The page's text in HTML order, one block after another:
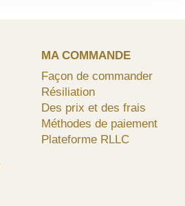
MA COMMANDE
Façon de commander
Résiliation
Des prix et des frais
Méthodes de paiement
Plateforme RLLC